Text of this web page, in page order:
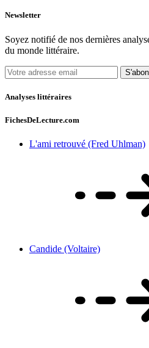
Newsletter
Soyez notifié de nos dernières
du monde littéraire.
Analyses littéraires
FichesDeLecture.com
L'ami retrouvé (Fred Uhlman)
Candide (Voltaire)